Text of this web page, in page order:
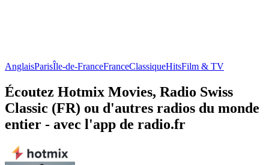
AnglaisParisÎle-de-FranceFranceClassiqueHitsFilm & TV
Écoutez Hotmix Movies, Radio Swiss
Classic (FR) ou d'autres radios du monde
entier - avec l'app de radio.fr